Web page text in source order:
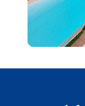
18 playas